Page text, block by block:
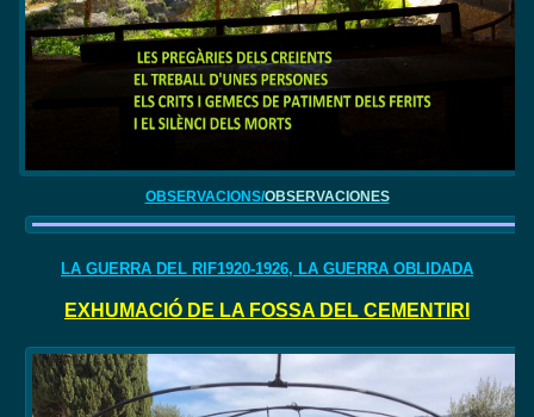
OBSERVACIONS/OBSERVACIONES
LA GUERRA DEL RIF1920-1926, LA GUERRA OBLIDADA
EXHUMACIÓ DE LA FOSSA DEL CEMENTIRI